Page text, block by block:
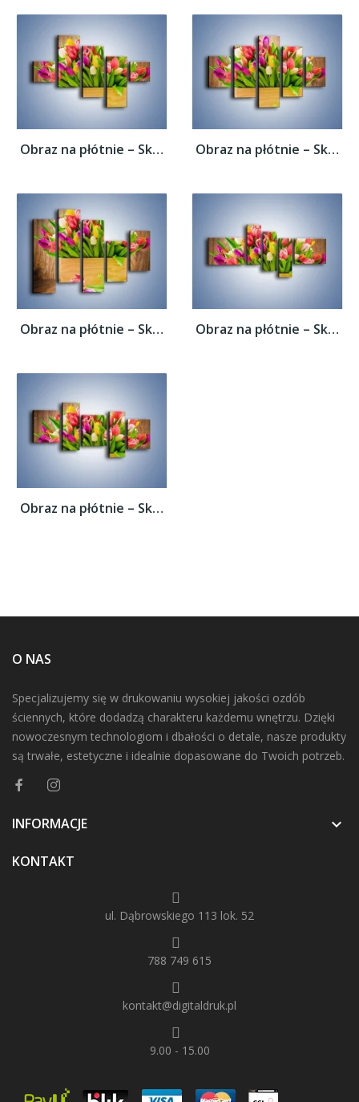
Obraz na płótnie – Skrzynia w tulipanach –... Obraz na płótnie – Skrzynia w tulipanach –...
Obraz na płótnie – Skrzynia w tulipanach –... Obraz na płótnie – Skrzynia w tulipanach –...
Obraz na płótnie – Skrzynia w tulipanach –...
O NAS
Specjalizujemy się w drukowaniu wysokiej jakości ozdób
ściennych, które dodadzą charakteru każdemu wnętrzu. Dzięki
nowoczesnym technologiom i dbałości o detale, nasze produkty
są trwałe, estetyczne i idealnie dopasowane do Twoich potrzeb.
INFORMACJE 
KONTAKT
ul. Dąbrowskiego 113 lok. 52
788 749 615
kontakt@digitaldruk.pl
9.00 - 15.00